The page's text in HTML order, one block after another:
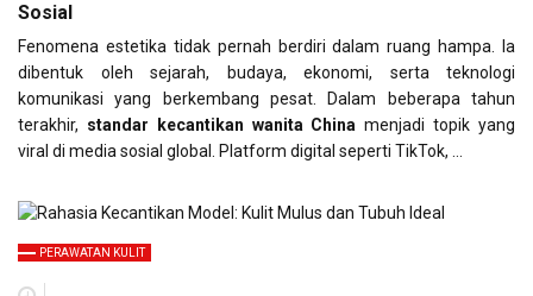
Sosial
Fenomena estetika tidak pernah berdiri dalam ruang hampa. Ia
dibentuk oleh sejarah, budaya, ekonomi, serta teknologi
komunikasi yang berkembang pesat. Dalam beberapa tahun
terakhir, standar kecantikan wanita China menjadi topik yang
viral di media sosial global. Platform digital seperti TikTok, …
PERAWATAN KULIT